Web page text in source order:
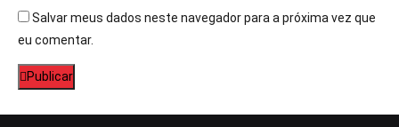
Salvar meus dados neste navegador para a próxima vez que
eu comentar.
Publicar